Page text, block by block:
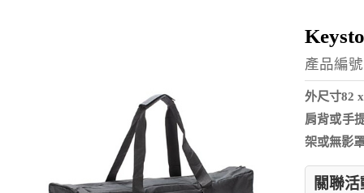
產品編
外尺寸82
肩背或手
架或無影
關聯